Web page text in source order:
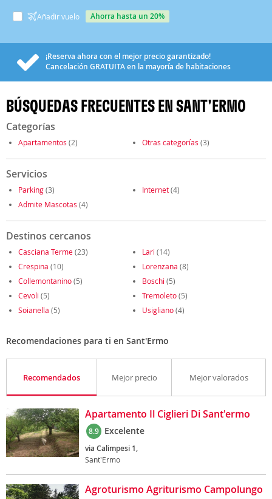
Añadir vuelo ahorra hasta un 20%
¡Reserva ahora con el mejor precio garantizado!
Cancelación GRATUITAen la mayoría de habitaciones
BÚSQUEDAS FRECUENTES EN SANT'ERMO
Categorías
Apartamentos (2) Otras categorías (3)
Servicios
Parking(3) Internet(4)
Admite Mascotas (4)
Destinos cercanos
Casciana Terme(23) Lari (14)
Crespina (10) Lorenzana (8)
Collemontanino(5) Boschi (5)
Cevoli (5) Tremoleto(5)
Soianella (5) Usigliano(4)
Recomendaciones para ti en Sant'Ermo
Recomendados Mejor precio Mejor valorados
Apartamento Il Ciglieri Di Sant'ermo
8.9 Excelente
via Calimpesi 1,
Sant'Ermo
Agroturismo Agriturismo Campolungo